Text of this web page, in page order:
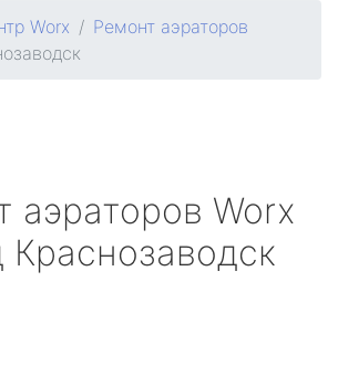
Worx
Ремонт аэраторов
аэраторов Worx
Краснозаводск